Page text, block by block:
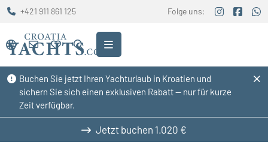
Buchen Sie jetzt Ihren Yachturlaub in Kroatien und
sichern Sie sich einen exklusiven Rabatt — nur für kurze
Zeit verfügbar.
+421 911 861 125 Folge uns:
Jetzt buchen 1.020 €